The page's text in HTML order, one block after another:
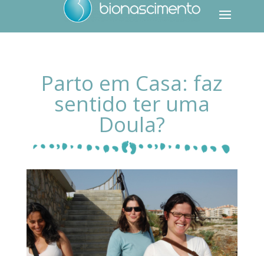
Parto em Casa: faz
sentido ter uma
Doula?